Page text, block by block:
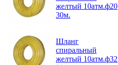
желтый 10атм.ф20
30м.
Шланг
спиральный
желтый 10атм.ф32